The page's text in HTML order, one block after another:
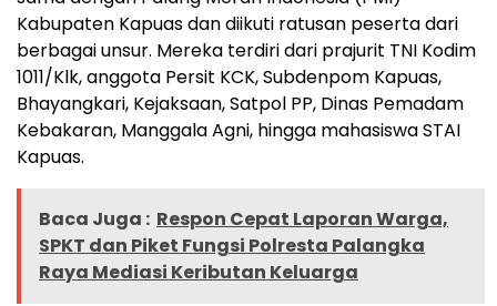
Kabupaten Kapuas dan diikuti ratusan peserta dari
berbagai unsur. Mereka terdiri dari prajurit TNI Kodim
1011/Klk, anggota Persit KCK, Subdenpom Kapuas,
Bhayangkari, Kejaksaan, Satpol PP, Dinas Pemadam
Kebakaran, Manggala Agni, hingga mahasiswa STAI
Kapuas.
Baca Juga : Respon Cepat Laporan Warga,
SPKT dan Piket Fungsi Polresta Palangka
Raya Mediasi Keributan Keluarga